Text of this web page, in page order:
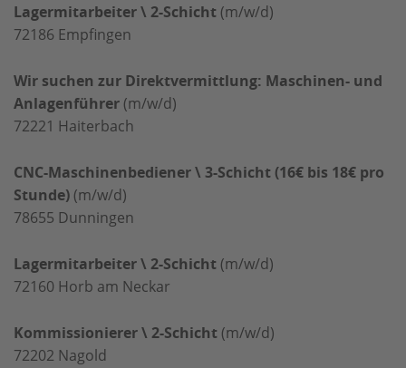
Lagermitarbeiter \ 2-Schicht (m/w/d)
72186 Empfingen
Wir suchen zur Direktvermittlung: Maschinen- und
Anlagenführer (m/w/d)
72221 Haiterbach
CNC-Maschinenbediener \ 3-Schicht (16€ bis 18€ pro
Stunde) (m/w/d)
78655 Dunningen
Lagermitarbeiter \ 2-Schicht (m/w/d)
72160 Horb am Neckar
Kommissionierer \ 2-Schicht (m/w/d)
72202 Nagold